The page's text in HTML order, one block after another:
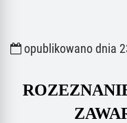
opublikowano dnia